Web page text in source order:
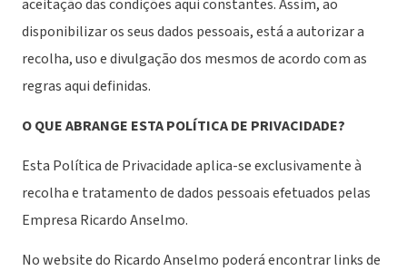
aceitação das condições aqui constantes. Assim, ao
disponibilizar os seus dados pessoais, está a autorizar a
recolha, uso e divulgação dos mesmos de acordo com as
regras aqui definidas.
O QUE ABRANGE ESTA POLÍTICA DE PRIVACIDADE?
Esta Política de Privacidade aplica-se exclusivamente à
recolha e tratamento de dados pessoais efetuados pelas
Empresa Ricardo Anselmo.
No website do Ricardo Anselmo poderá encontrar links de